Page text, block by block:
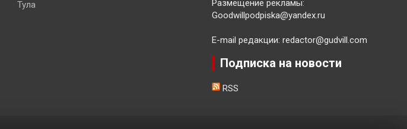
Тула
Размещение рекламы:
Goodwillpodpiska@yandex.ru
E-mail редакции: redactor@gudvill.com
Подписка на новости
RSS